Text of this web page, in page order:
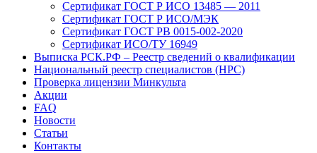
Сертификат ГОСТ Р ИСО 13485 — 2011
Сертификат ГОСТ Р ИСО/МЭК
Сертификат ГОСТ РВ 0015-002-2020
Сертификат ИСО/ТУ 16949
Выписка РСК.РФ – Реестр сведений о квалификации
Национальный реестр специалистов (НРС)
Проверка лицензии Минкульта
Акции
FAQ
Новости
Статьи
Контакты